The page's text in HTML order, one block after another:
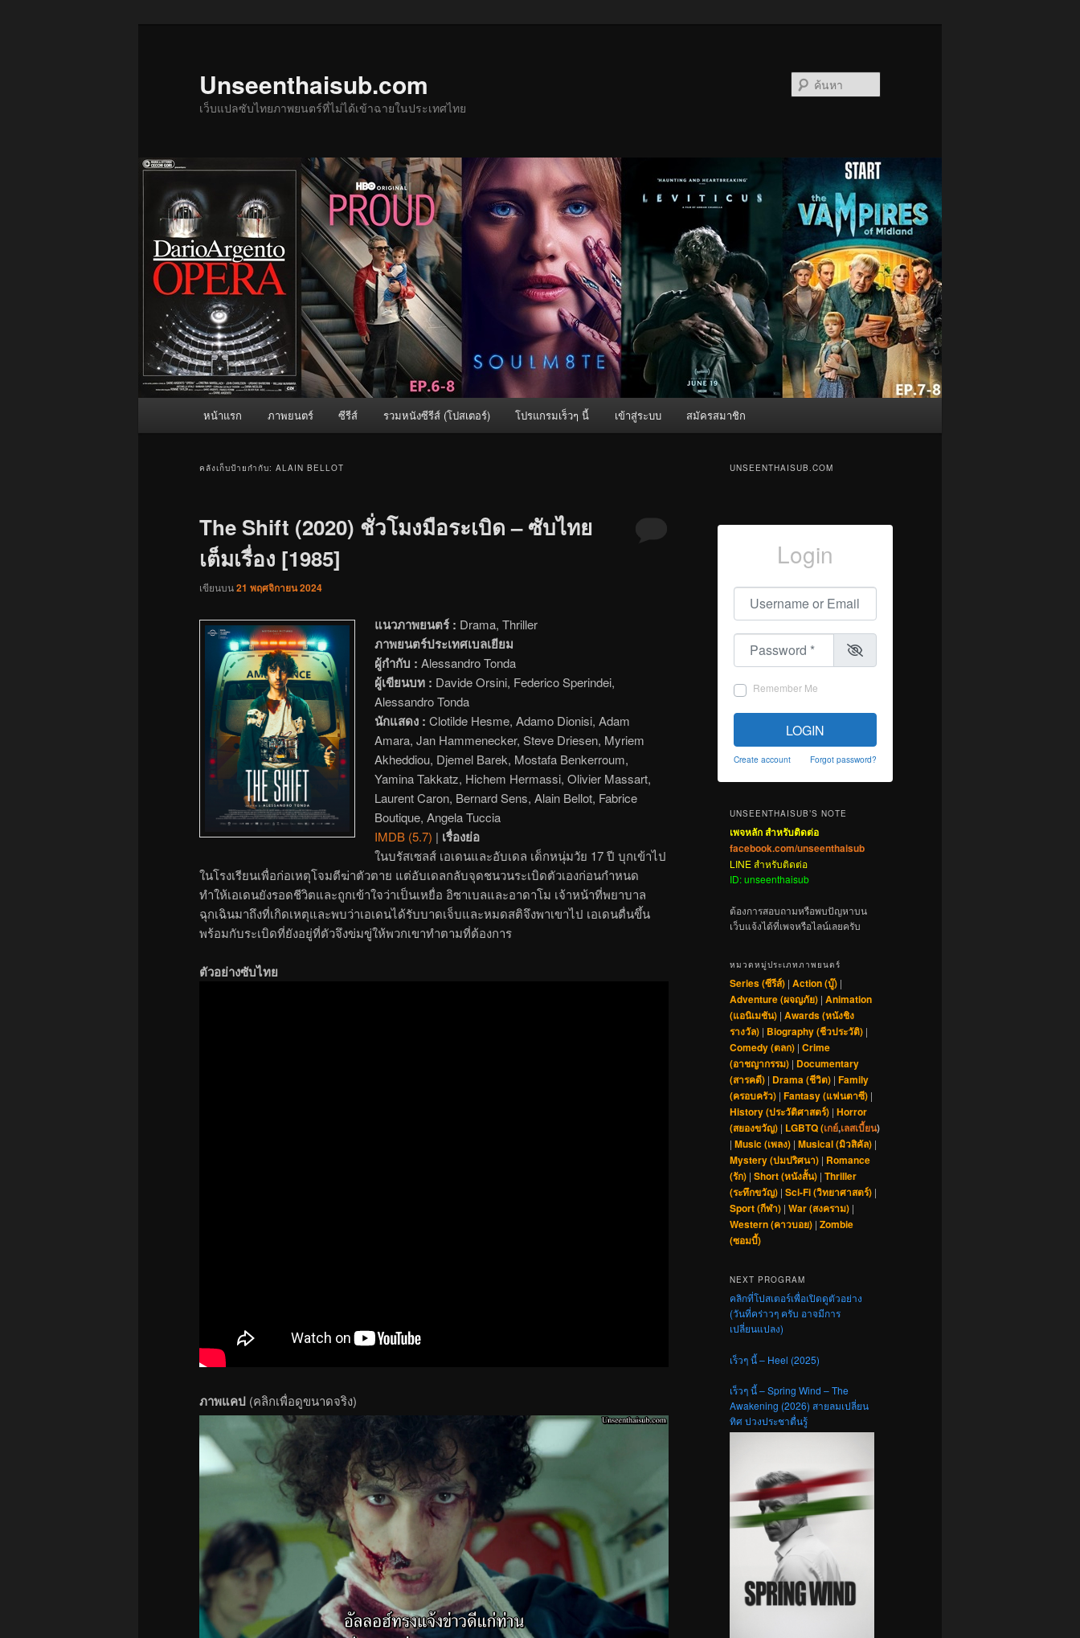
Unseenthaisub.com
เว็บแปลซับไทยภาพยนตร์ที่ไม่ได้เข้าฉายในประเทศไทย
หน้าแรก ภาพยนตร์ ซีรีส์ รวมหนังซีรีส์ (โปสเตอร์) โปรแกรมเร็วๆ นี้ เข้าสู่ระบบ สมัครสมาชิก
คลังเก็บป้ายกำกับ: ALAIN BELLOT
The Shift (2020) ชั่วโมงมือระเบิด – ซับไทย
เต็มเรื่อง [1985]
เขียนบน21 พฤศจิกายน 2024
แนวภาพยนตร์ : Drama, Thriller
ภาพยนตร์ประเทศเบลเยียม
ผู้กำกับ : Alessandro Tonda
ผู้เขียนบท : Davide Orsini, Federico Sperindei,
Alessandro Tonda
นักแสดง : Clotilde Hesme, Adamo Dionisi, Adam
Amara, Jan Hammenecker, Steve Driesen, Myriem
Akheddiou, Djemel Barek, Mostafa Benkerroum,
Yamina Takkatz, Hichem Hermassi, Olivier Massart,
Laurent Caron, Bernard Sens, Alain Bellot, Fabrice
Boutique, Angela Tuccia
IMDB (5.7) | เรื่องย่อ
ในบรัสเซลส์ เอเดนและอับเดล เด็กหนุ่มวัย 17 ปี บุกเข้าไป
ในโรงเรียนเพื่อก่อเหตุโจมตีฆ่าตัวตาย แต่อับเดลกลับจุดชนวนระเบิดตัวเองก่อนกำหนด
ทำให้เอเดนยังรอดชีวิตและถูกเข้าใจว่าเป็นเหยื่อ อิซาเบลและอาดาโม เจ้าหน้าที่พยาบาล
ฉุกเฉินมาถึงที่เกิดเหตุและพบว่าเอเดนได้รับบาดเจ็บและหมดสติจึงพาเขาไป เอเดนตื่นขึ้น
พร้อมกับระเบิดที่ยังอยู่ที่ตัวจึงข่มขู่ให้พวกเขาทำตามที่ต้องการ
ตัวอย่างซับไทย
ภาพแคป (คลิกเพื่อดูขนาดจริง)
UNSEENTHAISUB.COM
Login
Username or Email
Password
Remember Me
LOGIN
Create account Forgot password?
UNSEENTHAISUB’S NOTE
เพจหลัก สำหรับติดต่อ
facebook.com/unseenthaisub
LINE สำหรับติดต่อ
ID: unseenthaisub
ต้องการสอบถามหรือพบปัญหาบน
เว็บแจ้งได้ที่เพจหรือไลน์เลยครับ
หมวดหมู่ประเภทภาพยนตร์
Series (ซีรีส์) | Action (บู๊) |
Adventure (ผจญภัย) | Animation
(แอนิเมชัน) | Awards (หนังชิง
รางวัล) | Biography (ชีวประวัติ) |
Comedy (ตลก) | Crime
(อาชญากรรม) | Documentary
(สารคดี) | Drama (ชีวิต) | Family
(ครอบครัว) | Fantasy (แฟนตาซี) |
History (ประวัติศาสตร์) | Horror
(สยองขวัญ) | LGBTQ (เกย์,เลสเบี้ยน)
| Music (เพลง) | Musical (มิวสิคัล) |
Mystery (ปมปริศนา) | Romance
(รัก) | Short (หนังสั้น) | Thriller
(ระทึกขวัญ) | Sci-Fi (วิทยาศาสตร์) |
Sport (กีฬา) | War (สงคราม) |
Western (คาวบอย) | Zombie
(ซอมบี้)
NEXT PROGRAM
คลิกที่โปสเตอร์เพื่อเปิดดูตัวอย่าง
(วันที่คร่าวๆ ครับ อาจมีการ
เปลี่ยนแปลง)
เร็วๆ นี้ – Heel (2025)
เร็วๆ นี้ – Spring Wind – The
Awakening (2026) สายลมเปลี่ยน
ทิศ ปวงประชาตื่นรู้